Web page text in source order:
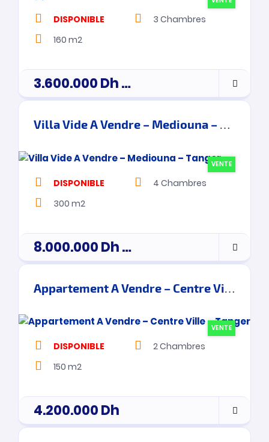
DISPONIBLE 3 Chambres
160 m2
3.600.000Dh prix de vente
Villa Vide A Vendre – Mediouna – Tanger
VENTE
DISPONIBLE 4 Chambres
300 m2
8.000.000Dh prix de vente
Appartement A Vendre – Centre Ville – Tanger
VENTE
DISPONIBLE 2Chambres
150 m2
4.200.000Dh